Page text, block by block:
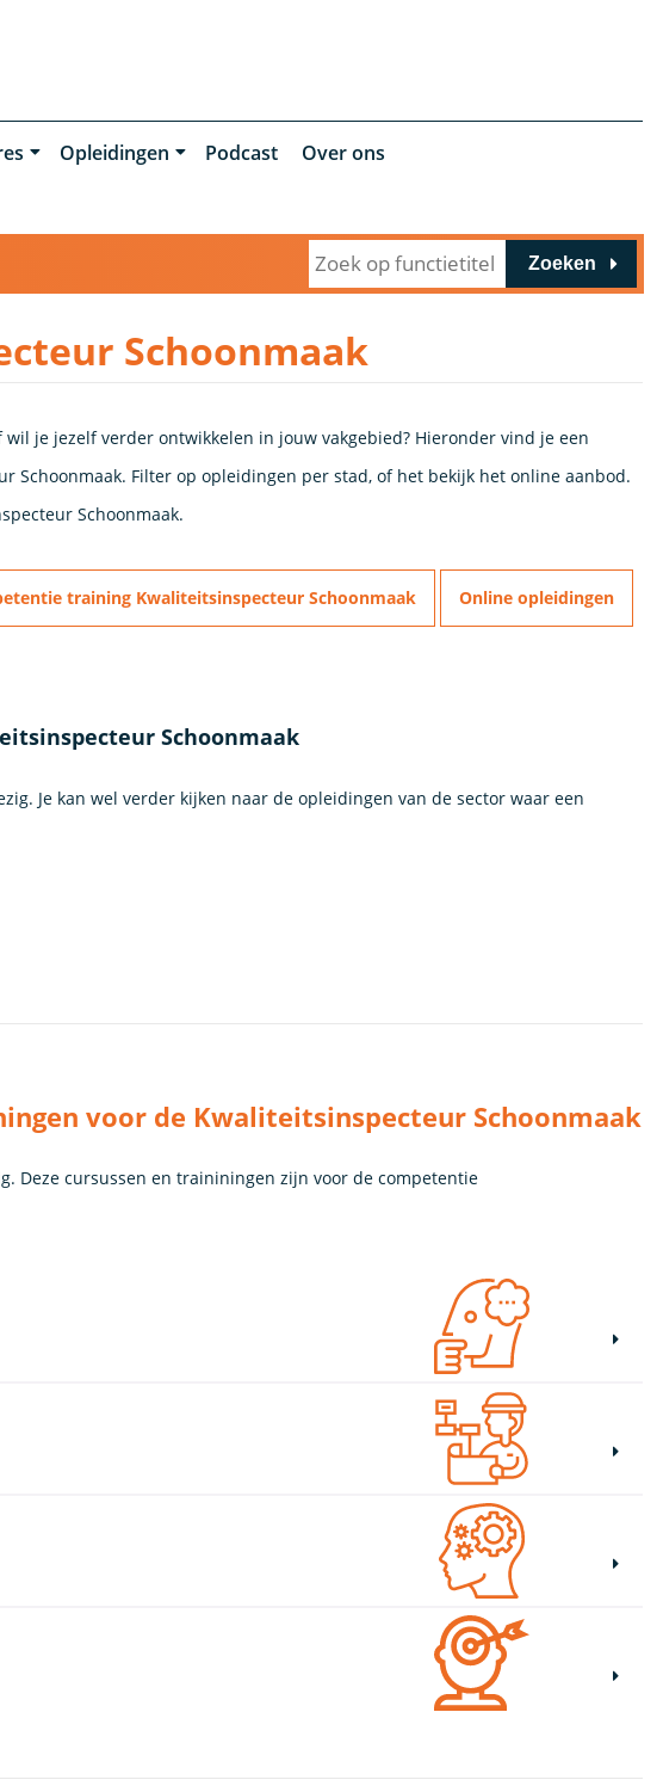
Opleidingen Podcast
Over ons
Zoeken
Schoonmaak
je jezelf verder ontwikkelen in jouw vakgebied? Hieronder vind je een
Schoonmaak. Filter op opleidingen per stad, of het bekijk het online aanbod.
Schoonmaak.
training Kwaliteitsinspecteur Schoonmaak Online opleidingen
Schoonmaak
Je kan wel verder kijken naar de opleidingen van de sector waar een
voor de Kwaliteitsinspecteur Schoonmaak
Deze cursussen en traininingen zijn voor de competentie